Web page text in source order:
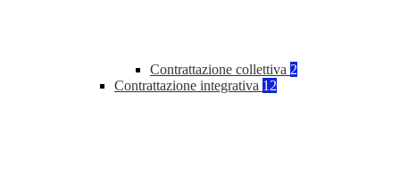
Contrattazione collettiva 2
Contrattazione integrativa 12